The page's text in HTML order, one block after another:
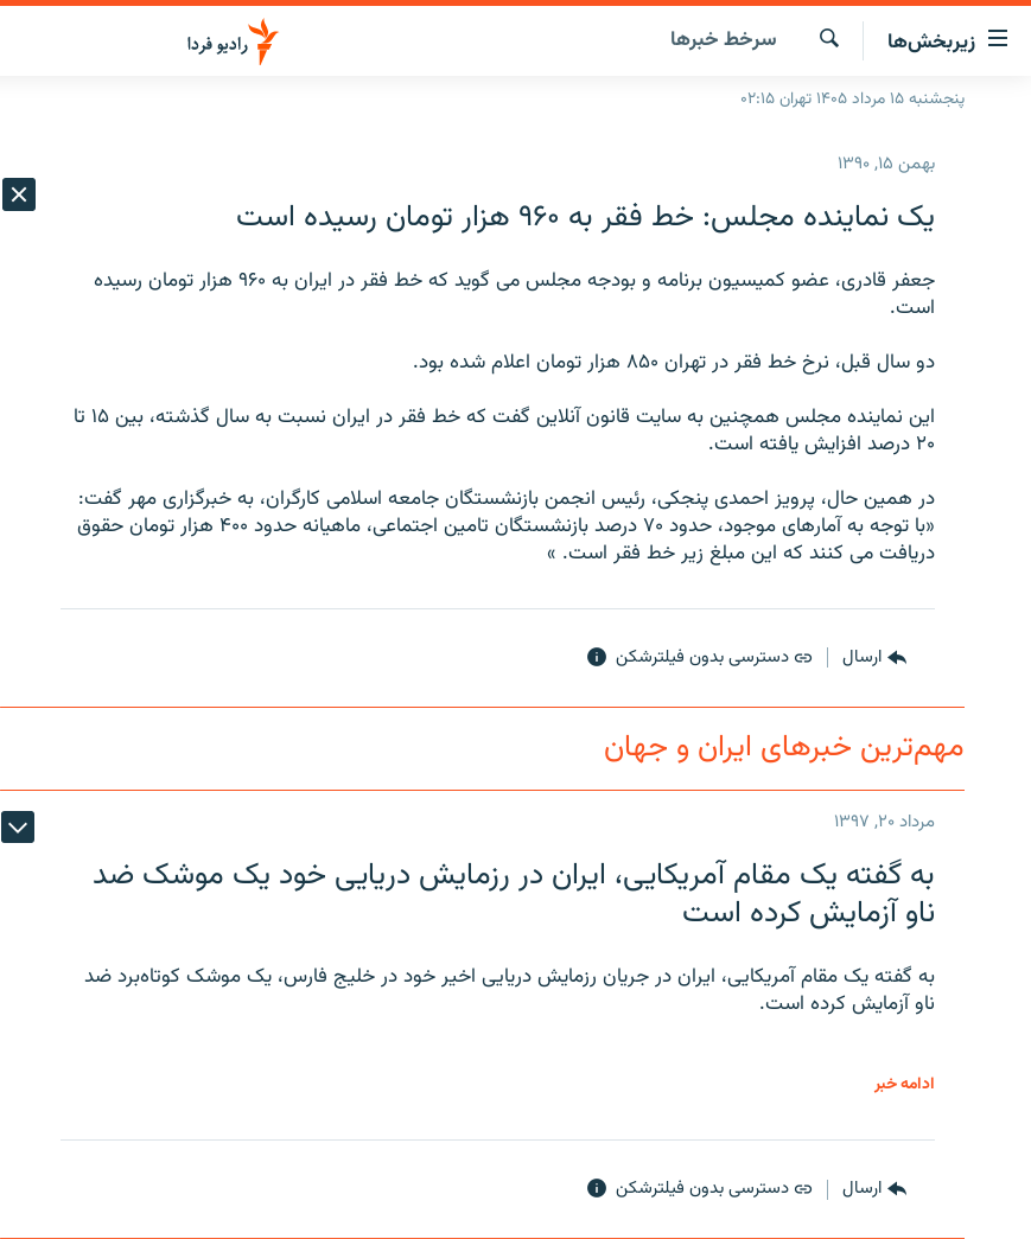
لینک‌های
قابلیت
دسترسی
زیربخش‌ها
صفحه اصلی
انتخاب کنید و بشنوید
برنامه‌های رادیویی
فرکانس‌ها
چندرسانه‌ای
گزارش‌های تصویری
گزارش‌های ویدئویی
جستجو
سرخط‌ خبرها
پنجشنبه ۱۵ مرداد ۱۴۰۵ تهران ۰۲:۱۵
بهمن ۱۵, ۱۳۹۰
یک نماینده مجلس: خط فقر به ۹۶۰ هزار تومان ‌رسيده است
جعفر قادری، عضو کميسيون برنامه و بودجه مجلس می گويد که خط فقر در ايران به ۹۶۰ هزار تومان ‌رسيده
است.
دو سال قبل، نرخ خط فقر در تهران ۸۵۰ هزار تومان اعلام شده بود.
اين نماينده مجلس همچنين به سايت قانون آنلاين گفت که خط فقر در ايران نسبت به سال گذشته، بين ۱۵ تا
۲۰ درصد افزايش يافته است.
در همين حال، پرويز احمدی پنجکی، رئيس انجمن بازنشستگان جامعه اسلامی کارگران، به خبرگزاری مهر گفت:
«با توجه به آمارهای موجود، حدود ۷۰ درصد بازنشستگان تامين اجتماعی، ماهيانه حدود ۴۰۰ هزار تومان حقوق
دريافت می کنند که اين مبلغ زير خط فقر است. »
ارسال دسترسی بدون فیلترشکن
مهم‌ترین خبرهای ایران و جهان
مرداد ۲۰, ۱۳۹۷
به گفته یک مقام آمریکایی، ایران در رزمایش دریایی خود یک موشک ضد
ناو آزمایش کرده است
به گفته یک مقام آمریکایی، ایران در جریان رزمایش دریایی اخیر خود در خلیج فارس، یک موشک کوتاه‌برد ضد
ناو آزمایش کرده است.
ادامه خبر
ارسال دسترسی بدون فیلترشکن